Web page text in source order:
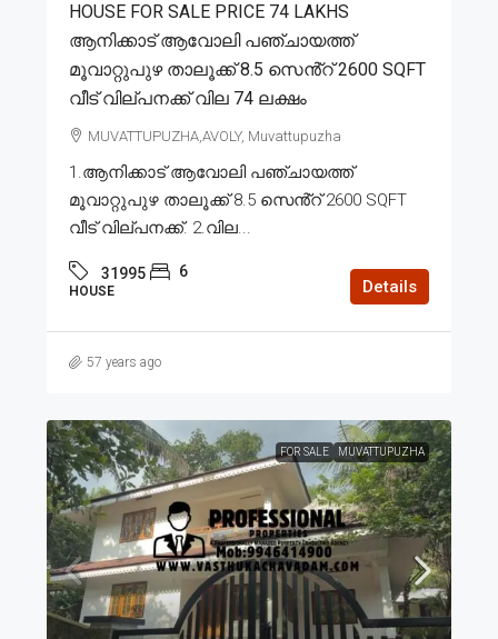
HOUSE FOR SALE PRICE 74 LAKHS
ആനിക്കാട് ആവോലി പഞ്ചായത്ത്
മൂവാറ്റുപുഴ താലൂക്ക് 8.5 സെൻ്റ് 2600 SQFT
വീട് വില്പനക്ക് വില 74 ലക്ഷം
MUVATTUPUZHA,AVOLY, Muvattupuzha
1.ആനിക്കാട് ആവോലി പഞ്ചായത്ത്
മൂവാറ്റുപുഴ താലൂക്ക് 8.5 സെൻ്റ് 2600 SQFT
വീട് വില്പനക്ക്. 2.വില...
31995 6
HOUSE Details
57 years ago
FOR SALE MUVATTUPUZHA